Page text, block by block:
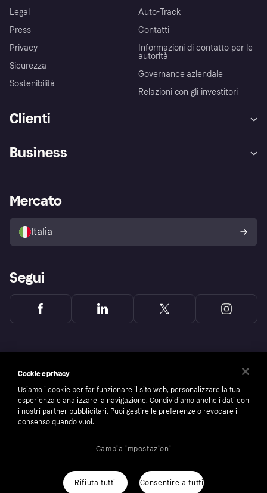
Legal
Press
Privacy
Sicurezza
Sostenibilità
Auto-Track
Contatti
Informazioni di contatto per le
autorità
Governance aziendale
Relazioni con gli investitori
Clienti
Esplora i negozi
Politica di protezione
dell'acquirente Klarna
Business
Accesso aziende
Mercato
Italia
Segui
number: 556737-0431
Cookie e privacy
Usiamo i cookie per far funzionare il sito web, personalizzare la tua
esperienza e analizzare la navigazione. Condividiamo anche i dati con
i nostri partner pubblicitari. Puoi gestire le preferenze o revocare il
consenso quando vuoi.
Rifiuta tutti Consentire a tutti
Cambia impostazioni